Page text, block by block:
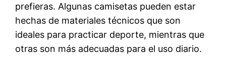
prefieras. Algunas camisetas pueden estar
hechas de materiales técnicos que son
ideales para practicar deporte, mientras que
otras son más adecuadas para el uso diario.